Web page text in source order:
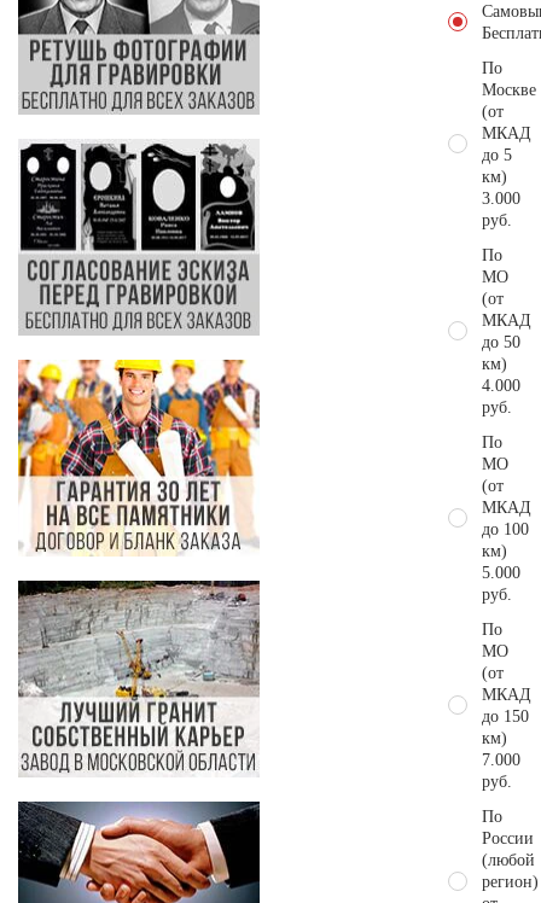
По
Москве
(от
МКАД
до 5
км)
3.000
руб.
По
МО
(от
МКАД
до 50
км)
4.000
руб.
По
МО
(от
МКАД
до 100
км)
5.000
руб.
По
МО
(от
МКАД
до 150
км)
7.000
руб.
По
России
(любой
регион)